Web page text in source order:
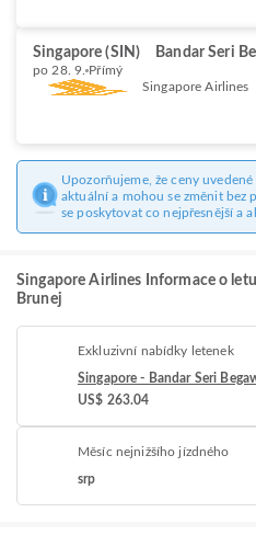
Singapore (SIN) Bandar Seri
po 28. 9. Přímý
Singapore Airlines
Upozorňujeme, že ceny
aktuální a mohou se změnit bez
se poskytovat co nejpřesnější a
Singapore Airlines Informace o
Brunej
Exkluzivní nabídky letenek
Singapore - Bandar Seri
US$ 263.04
Měsíc nejnižšího jízdného
srp